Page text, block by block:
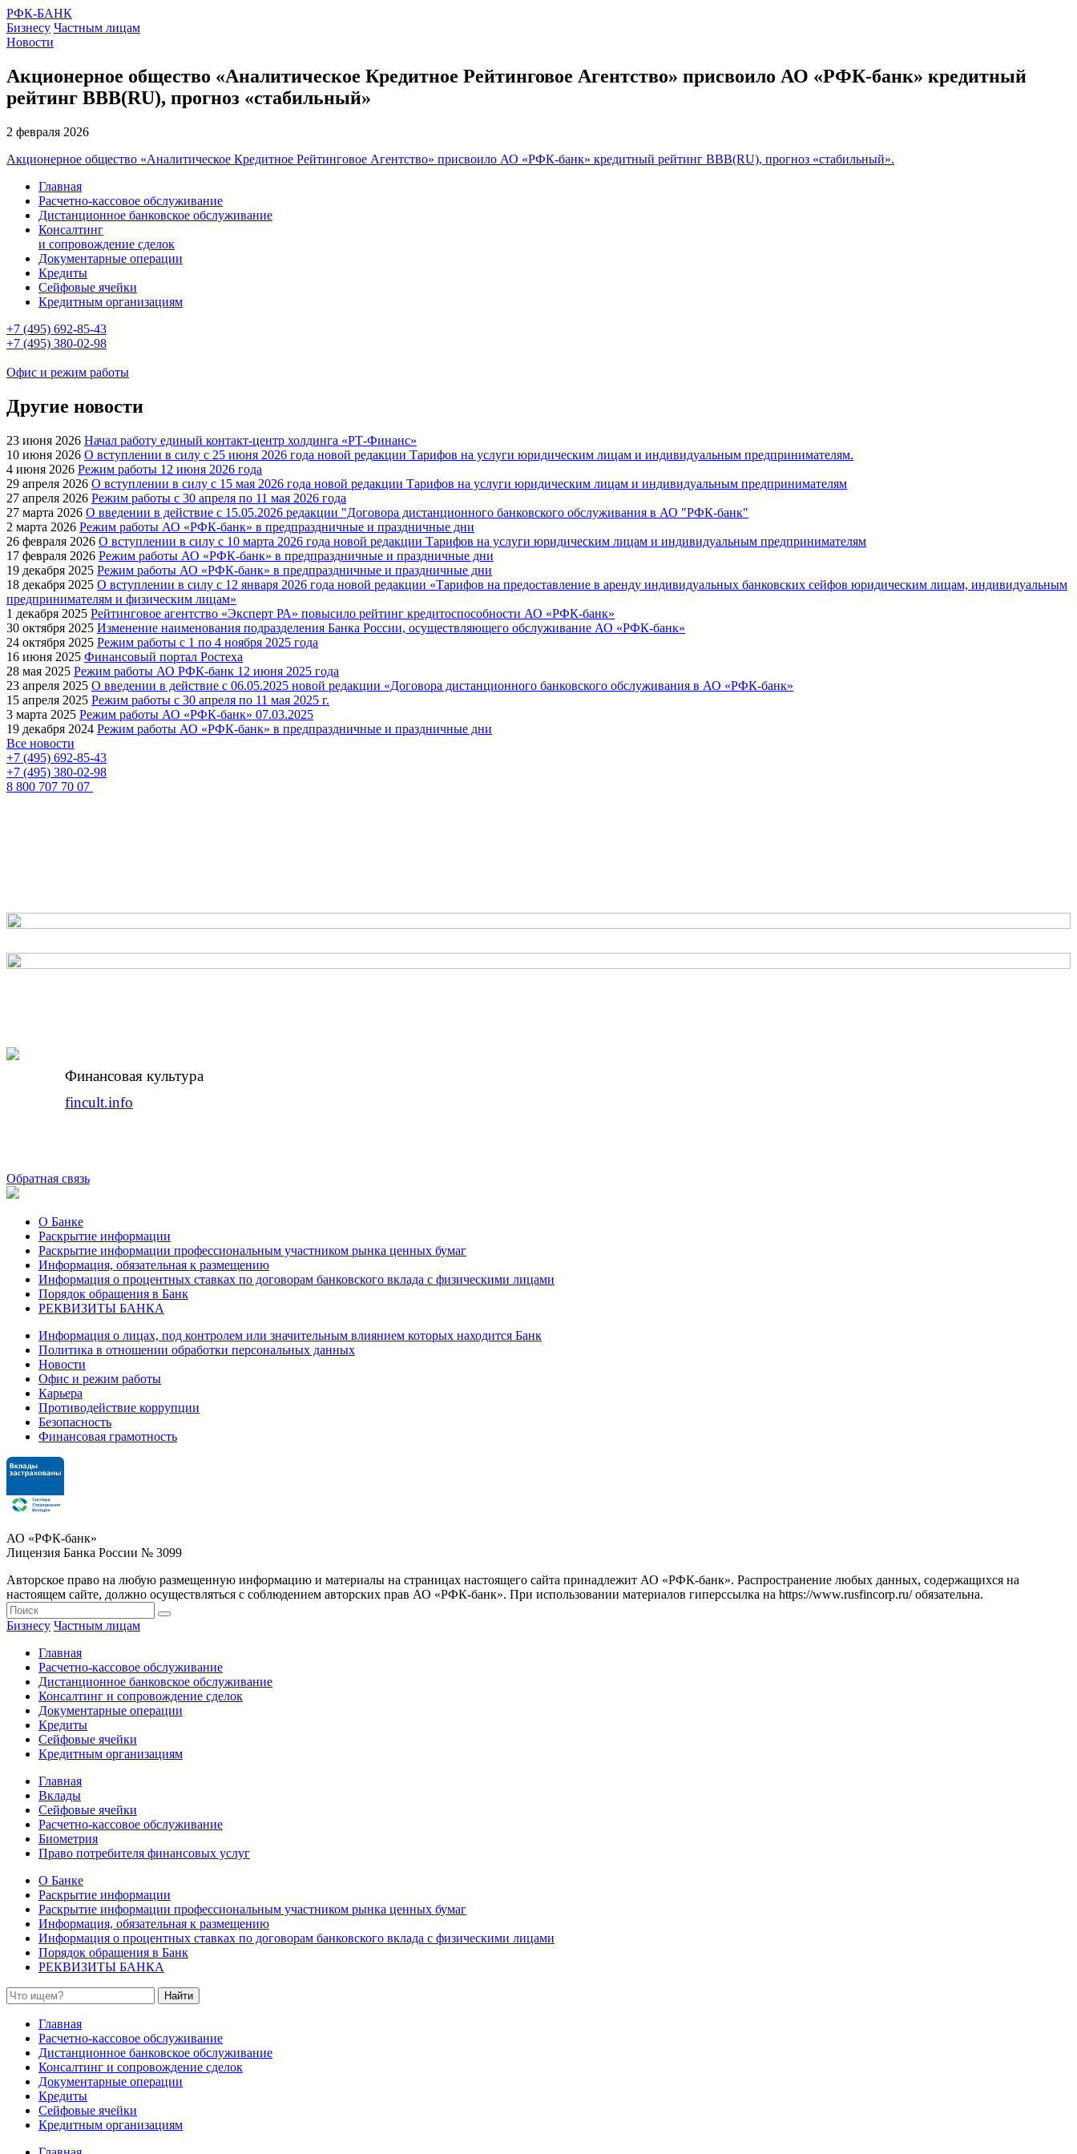
РФК-БАНК
Бизнесу Частным лицам
Новости
Акционерное общество «Аналитическое Кредитное Рейтинговое Агентство» присвоило АО «РФК-банк» кредитный
рейтинг ВВВ(RU), прогноз «стабильный»
2 февраля 2026
Акционерное общество «Аналитическое Кредитное Рейтинговое Агентство» присвоило АО «РФК-банк» кредитный рейтинг ВВВ(RU), прогноз «стабильный».
Главная
Расчетно-кассовое обслуживание
Дистанционное банковское обслуживание
Консалтинг
и сопровождение сделок
Документарные операции
Кредиты
Сейфовые ячейки
Кредитным организациям
+7 (495) 692-85-43
+7 (495) 380-02-98
Офис и режим работы
Другие новости
23 июня 2026 Начал работу единый контакт-центр холдинга «РТ-Финанс»
10 июня 2026 О вступлении в силу с 25 июня 2026 года новой редакции Тарифов на услуги юридическим лицам и индивидуальным предпринимателям.
4 июня 2026 Режим работы 12 июня 2026 года
29 апреля 2026 О вступлении в силу с 15 мая 2026 года новой редакции Тарифов на услуги юридическим лицам и индивидуальным предпринимателям
27 апреля 2026 Режим работы с 30 апреля по 11 мая 2026 года
27 марта 2026 О введении в действие с 15.05.2026 редакции "Договора дистанционного банковского обслуживания в АО "РФК-банк"
2 марта 2026 Режим работы АО «РФК-банк» в предпраздничные и праздничные дни
26 февраля 2026 О вступлении в силу с 10 марта 2026 года новой редакции Тарифов на услуги юридическим лицам и индивидуальным предпринимателям
17 февраля 2026 Режим работы АО «РФК-банк» в предпраздничные и праздничные дни
19 декабря 2025 Режим работы АО «РФК-банк» в предпраздничные и праздничные дни
18 декабря 2025 О вступлении в силу с 12 января 2026 года новой редакции «Тарифов на предоставление в аренду индивидуальных банковских сейфов юридическим лицам, индивидуальным
предпринимателям и физическим лицам»
1 декабря 2025 Рейтинговое агентство «Эксперт РА» повысило рейтинг кредитоспособности АО «РФК-банк»
30 октября 2025 Изменение наименования подразделения Банка России, осуществляющего обслуживание АО «РФК-банк»
24 октября 2025 Режим работы с 1 по 4 ноября 2025 года
16 июня 2025 Финансовый портал Ростеха
28 мая 2025 Режим работы АО РФК-банк 12 июня 2025 года
23 апреля 2025 О введении в действие с 06.05.2025 новой редакции «Договора дистанционного банковского обслуживания в АО «РФК-банк»
15 апреля 2025 Режим работы с 30 апреля по 11 мая 2025 г.
3 марта 2025 Режим работы АО «РФК-банк» 07.03.2025
19 декабря 2024 Режим работы АО «РФК-банк» в предпраздничные и праздничные дни
Все новости
+7 (495) 692-85-43
+7 (495) 380-02-98
8 800 707 70 07
Финансовая культура
fincult.info
Обратная связь
О Банке
Раскрытие информации
Раскрытие информации профессиональным участником рынка ценных бумаг
Информация, обязательная к размещению
Информация о процентных ставках по договорам банковского вклада с физическими лицами
Порядок обращения в Банк
РЕКВИЗИТЫ БАНКА
Информация о лицах, под контролем или значительным влиянием которых находится Банк
Политика в отношении обработки персональных данных
Новости
Офис и режим работы
Карьера
Противодействие коррупции
Безопасность
Финансовая грамотность
АО «РФК-банк»
Лицензия Банка России № 3099
Авторское право на любую размещенную информацию и материалы на страницах настоящего сайта принадлежит АО «РФК-банк». Распространение любых данных, содержащихся на
настоящем сайте, должно осуществляться с соблюдением авторских прав АО «РФК-банк». При использовании материалов гиперссылка на https://www.rusfincorp.ru/ обязательна.
Бизнесу Частным лицам
Главная
Расчетно-кассовое обслуживание
Дистанционное банковское обслуживание
Консалтинг и сопровождение сделок
Документарные операции
Кредиты
Сейфовые ячейки
Кредитным организациям
Главная
Вклады
Сейфовые ячейки
Расчетно-кассовое обслуживание
Биометрия
Право потребителя финансовых услуг
О Банке
Раскрытие информации
Раскрытие информации профессиональным участником рынка ценных бумаг
Информация, обязательная к размещению
Информация о процентных ставках по договорам банковского вклада с физическими лицами
Порядок обращения в Банк
РЕКВИЗИТЫ БАНКА
Найти
Главная
Расчетно-кассовое обслуживание
Дистанционное банковское обслуживание
Консалтинг и сопровождение сделок
Документарные операции
Кредиты
Сейфовые ячейки
Кредитным организациям